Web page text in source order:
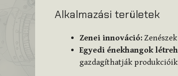
Alkalmazási területek
Zenei innováció:
Egyedi énekhangok
gazdagíthatják